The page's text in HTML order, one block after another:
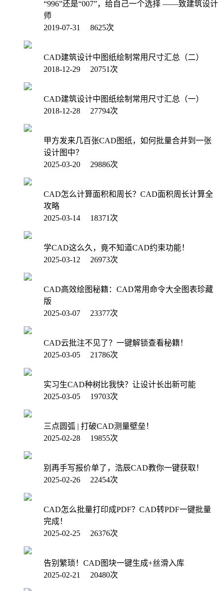
“996”还是“007”，给自己一个选择 ——致建筑设计
师
2019-07-31 8625次
CAD建筑设计中图纸绘制常用尺寸汇总（二）
2018-12-29 20751次
CAD建筑设计中图纸绘制常用尺寸汇总（一）
2018-12-28 27794次
甲方发来几百张CAD图纸，如何批量合并到一张
设计图中？
2025-03-20 29886次
CAD怎么计算面积和周长？CAD面积周长计算全
攻略
2025-03-14 18371次
学CAD这么久，竟不知道CAD约束功能！
2025-03-12 26973次
CAD高效绘图秘籍：CAD常用命令大全图表珍藏
版
2025-03-07 23377次
CAD云批注不见了？一键解锁查看秘籍！
2025-03-05 21786次
实习生CAD种树比我快？让设计长出新可能
2025-03-05 19703次
三点圆弧 | 打破CAD测量壁垒！
2025-02-28 19855次
别再手写报价单了，浩辰CAD教你一键获取！
2025-02-26 22454次
CAD怎么批量打印成PDF？CAD转PDF一键批量
完成！
2025-02-25 26376次
告别繁琐！CAD图块一键生成+丝滑入库
2025-02-21 20480次